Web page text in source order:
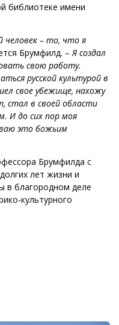
библиотеке имени
человек – то, что я
Брумфилд. –Я создал
свою работу.
русской культурой в
свое убежище, нахожу
стал в своей области
И до сих пор моя
это божьим
Брумфилда с
лет жизни и
в благородном деле
культурного